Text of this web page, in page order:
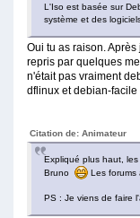
L'Iso est basée sur
système et des
Oui tu as raison.
repris par quelques
n'était pas vraiment
dflinux et debian-facile
Citation de: Animateur
Expliqué plus haut,
Bruno
Les forums
PS : Je viens de faire